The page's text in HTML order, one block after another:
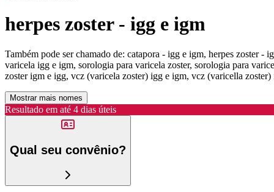
herpes zoster - igg e igm
Também pode ser chamado de: catapora - igg e igm, herpes zoster -
varicela igg e igm, sorologia para varicela zoster, sorologia para
zoster igm e igg, vcz (varicela zoster) igg e igm, vcz (varicella
Mostrar mais nomes
Resultado em até 4 dias úteis
Qual seu convênio?